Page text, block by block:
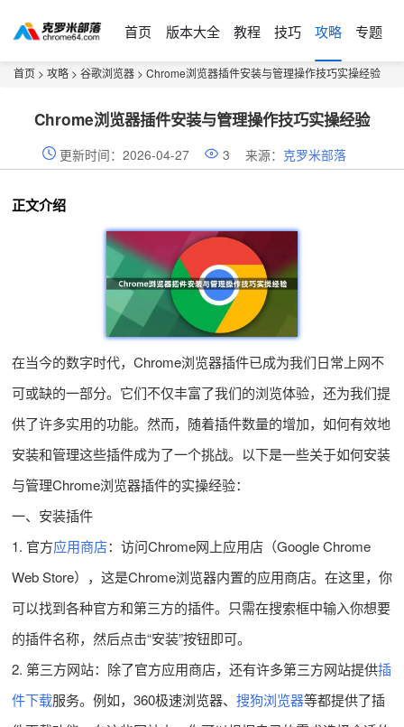
首页 版本大全 教程 技巧 攻略 专题
首页 > 攻略 > 谷歌浏览器 > Chrome浏览器插件安装与管理操作技巧实操经验
Chrome浏览器插件安装与管理操作技巧实操经验
更新时间：2026-04-27 3 来源： 克罗米部落
正文介绍
在当今的数字时代，Chrome浏览器插件已成为我们日常上网不
可或缺的一部分。它们不仅丰富了我们的浏览体验，还为我们提
供了许多实用的功能。然而，随着插件数量的增加，如何有效地
安装和管理这些插件成为了一个挑战。以下是一些关于如何安装
与管理Chrome浏览器插件的实操经验：
一、安装插件
1. 官方应用商店：访问Chrome网上应用店（Google Chrome
Web Store），这是Chrome浏览器内置的应用商店。在这里，你
可以找到各种官方和第三方的插件。只需在搜索框中输入你想要
的插件名称，然后点击“安装”按钮即可。
2. 第三方网站：除了官方应用商店，还有许多第三方网站提供插
件下载服务。例如，360极速浏览器、 搜狗浏览器等都提供了插